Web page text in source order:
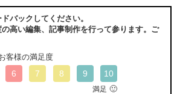
バックしてください。
高い編集、記事制作を行って参ります。ご
客様の満足度
6 7 8 9 10
満足 🙂